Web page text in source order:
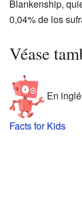
Blankenship,
0,04% de los
Véase
En
Facts for Kids